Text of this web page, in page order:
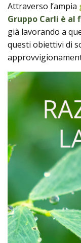
Attraverso l’ampia
Gruppo Carli è
già lavorando a
questi obiettivi di